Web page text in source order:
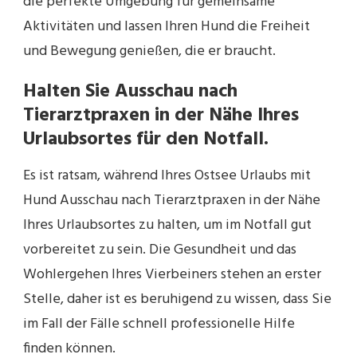
Aktivitäten und lassen Ihren Hund die Freiheit
und Bewegung genießen, die er braucht.
Halten Sie Ausschau nach
Tierarztpraxen in der Nähe Ihres
Urlaubsortes für den Notfall.
Es ist ratsam, während Ihres Ostsee Urlaubs mit
Hund Ausschau nach Tierarztpraxen in der Nähe
Ihres Urlaubsortes zu halten, um im Notfall gut
vorbereitet zu sein. Die Gesundheit und das
Wohlergehen Ihres Vierbeiners stehen an erster
Stelle, daher ist es beruhigend zu wissen, dass Sie
im Fall der Fälle schnell professionelle Hilfe
finden können.